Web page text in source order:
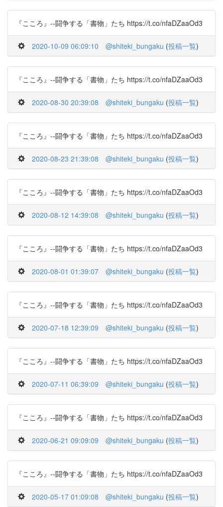
『こころ』--闘争する「書物」たち https://t.co/nfaDZaaOd3
2020-10-09 06:09:10 @shiteki_bungaku (投稿一覧)
『こころ』--闘争する「書物」たち https://t.co/nfaDZaaOd3
2020-08-30 20:39:08 @shiteki_bungaku (投稿一覧)
『こころ』--闘争する「書物」たち https://t.co/nfaDZaaOd3
2020-08-23 21:39:08 @shiteki_bungaku (投稿一覧)
『こころ』--闘争する「書物」たち https://t.co/nfaDZaaOd3
2020-08-12 14:39:08 @shiteki_bungaku (投稿一覧)
『こころ』--闘争する「書物」たち https://t.co/nfaDZaaOd3
2020-08-01 01:39:07 @shiteki_bungaku (投稿一覧)
『こころ』--闘争する「書物」たち https://t.co/nfaDZaaOd3
2020-07-18 12:39:09 @shiteki_bungaku (投稿一覧)
『こころ』--闘争する「書物」たち https://t.co/nfaDZaaOd3
2020-07-11 06:39:09 @shiteki_bungaku (投稿一覧)
『こころ』--闘争する「書物」たち https://t.co/nfaDZaaOd3
2020-06-21 09:09:09 @shiteki_bungaku (投稿一覧)
『こころ』--闘争する「書物」たち https://t.co/nfaDZaaOd3
2020-05-17 01:09:08 @shiteki_bungaku (投稿一覧)